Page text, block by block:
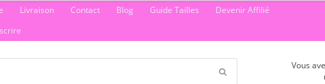
Livraison Contact Blog Guide Tailles
Devenir Affilié
Vous